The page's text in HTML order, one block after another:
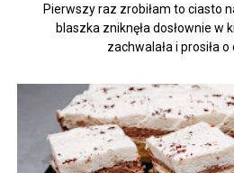
Pierwszy raz zrobiłam to ciasto
blaszka zniknęła dosłownie w
zachwalała i prosiła o